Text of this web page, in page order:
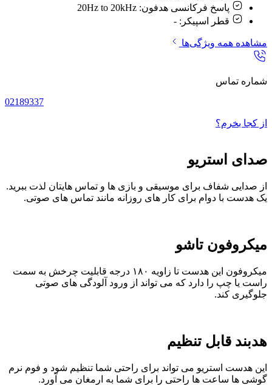
پاسخ فرکانسی هدفون: 20Hz to 20kHz
قطر اسپیکر: -
مشاهده همه ویژگی‌ها
شماره تماس
02189337
از کجا بخرم؟
صدای استریو
از صدایی شفاف برای موسیقی و بازی ها و تماس هایتان لذت ببرید.
یک هدست با دوام برای کار های روزانه مانند تماس های صوتی.
میکروفون تاشو
میکروفون این هدست تا زاویه ۱۸۰ درجه قابلیت چرخش به سمت
راست یا چپ را دارد که می تواند از ورود آلودگی های صوتی
جلوگیری کند.
هدبند قابل تنظیم
این هدست استریو می تواند برای راحتی شما تنظیم شود و فوم نرم
گوشی ها ساعت ها راحتی را برای شما به ارمغان می آورد.